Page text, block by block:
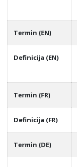
Termin (EN)
Definicija (EN)
Termin (FR)
Definicija (FR)
Termin (DE)